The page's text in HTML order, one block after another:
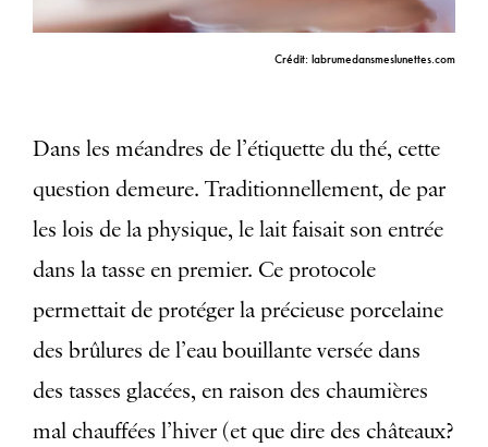
Crédit: labrumedansmeslunettes.com
Dans les méandres de l’étiquette du thé, cette
question demeure. Traditionnellement, de par
les lois de la physique, le lait faisait son entrée
dans la tasse en premier. Ce protocole
permettait de protéger la précieuse porcelaine
des brûlures de l’eau bouillante versée dans
des tasses glacées, en raison des chaumières
mal chauffées l’hiver (et que dire des châteaux?